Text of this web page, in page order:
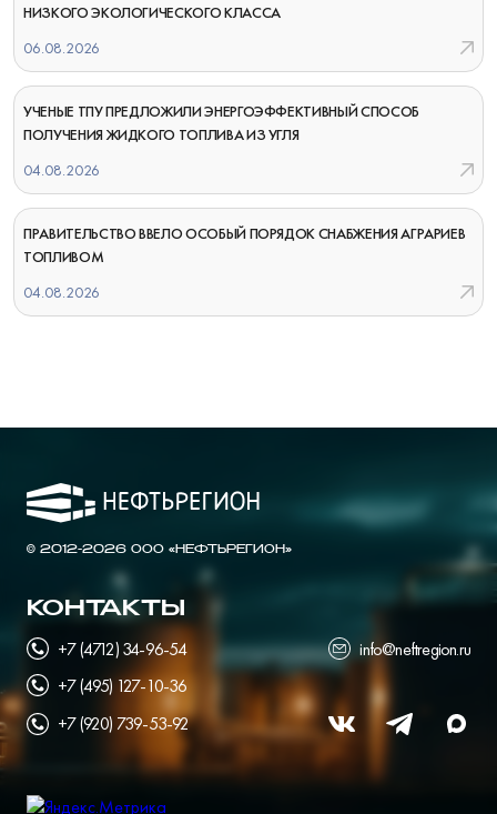
НИЗКОГО ЭКОЛОГИЧЕСКОГО КЛАССА
06.08.2026
УЧЕНЫЕ ТПУ ПРЕДЛОЖИЛИ ЭНЕРГОЭФФЕКТИВНЫЙ СПОСОБ
ПОЛУЧЕНИЯ ЖИДКОГО ТОПЛИВА ИЗ УГЛЯ
04.08.2026
ПРАВИТЕЛЬСТВО ВВЕЛО ОСОБЫЙ ПОРЯДОК СНАБЖЕНИЯ АГРАРИЕВ
ТОПЛИВОМ
04.08.2026
© 2012-2026 ООО «НЕФТЬРЕГИОН»
КОНТАКТЫ
+7 (4712) 34-96-54
+7 (495) 127-10-36
+7 (920) 739-53-92
info@neftregion.ru